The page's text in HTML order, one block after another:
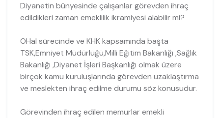
Diyanetin bünyesinde çalışanlar görevden ihraç
edildikleri zaman emeklilik ikramiyesi alabilir mi?
OHal sürecinde ve KHK kapsamında başta
TSK,Emniyet Müdürlüğü,Milli Eğitim Bakanlığı ,Sağlık
Bakanlığı ,Diyanet İşleri Başkanlığı olmak üzere
birçok kamu kuruluşlarında görevden uzaklaştırma
ve meslekten ihraç edilme durumu söz konusudur.
Görevinden ihraç edilen memurlar emekli